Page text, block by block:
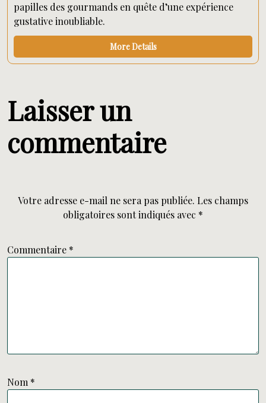
papilles des gourmands en quête d’une expérience
gustative inoubliable.
More Details
Laisser un
commentaire
Votre adresse e-mail ne sera pas publiée. Les champs
obligatoires sont indiqués avec *
Commentaire *
Nom *